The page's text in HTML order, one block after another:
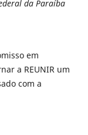
da Paraíba
em
a REUNIR um
com a